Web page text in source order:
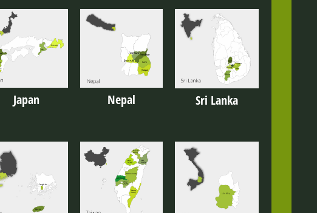
Japan Nepal Sri Lanka